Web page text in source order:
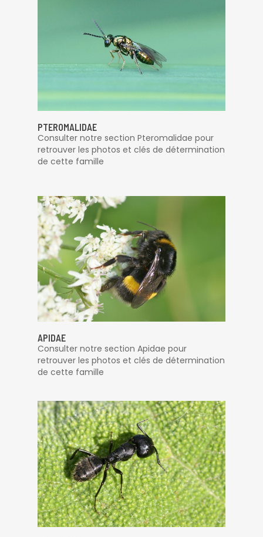
PTEROMALIDAE
Consulter notre section Pteromalidae pour
retrouver les photos et clés de détermination
de cette famille
APIDAE
Consulter notre section Apidae pour
retrouver les photos et clés de détermination
de cette famille